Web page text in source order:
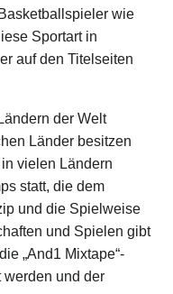
wie
Sportart in
auf den Titelseiten
der Welt
Länder besitzen
vielen Ländern
statt, die dem
und die Spielweise
und Spielen gibt
„And1 Mixtape“-
werden und der